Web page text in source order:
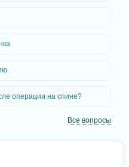
операции на спине?
Все вопросы